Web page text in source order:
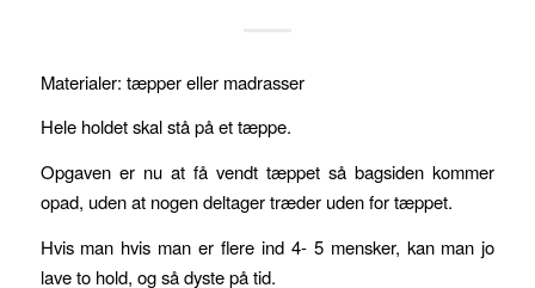
Materialer: tæpper eller madrasser
Hele holdet skal stå på et tæppe.
Opgaven er nu at få vendt tæppet så bagsiden kommer
opad, uden at nogen deltager træder uden for tæppet.
Hvis man hvis man er flere ind 4- 5 mensker, kan man jo
lave to hold, og så dyste på tid.